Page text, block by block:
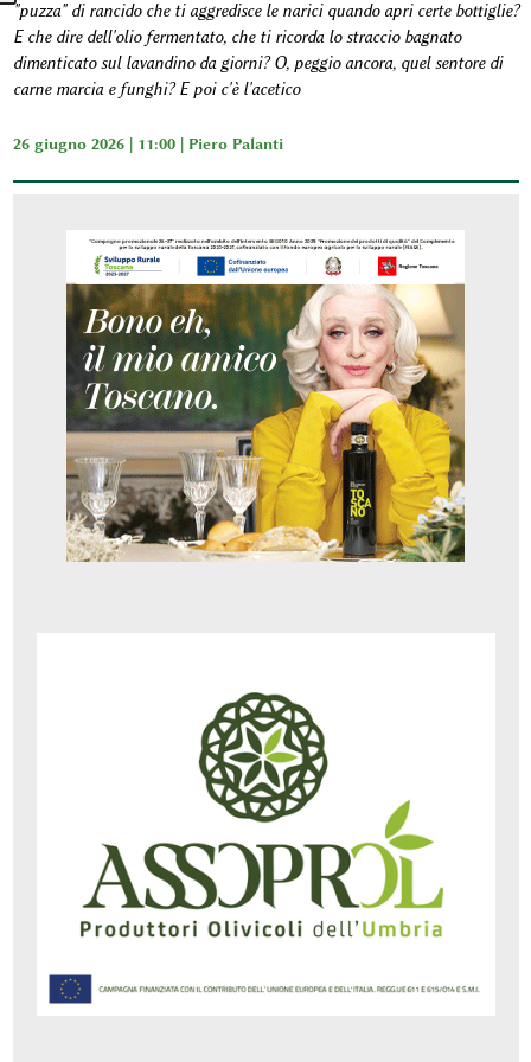
"puzza" di rancido che ti aggredisce le narici quando apri certe bottiglie?
E che dire dell'olio fermentato, che ti ricorda lo straccio bagnato
dimenticato sul lavandino da giorni? O, peggio ancora, quel sentore di
carne marcia e funghi? E poi c'è l'acetico
26 giugno 2026 | 11:00 | Piero Palanti